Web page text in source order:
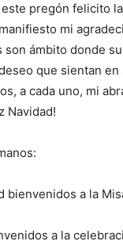
pregón felicito
mi
son ámbito donde
que sientan
a cada uno, mi
Navidad!
bienvenidos a la
a la